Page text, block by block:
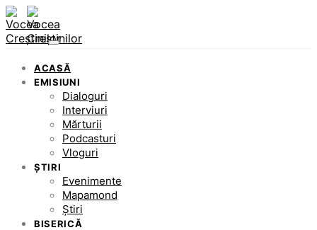
ACASĂ
EMISIUNI
Dialoguri
Interviuri
Mărturii
Podcasturi
Vloguri
ȘTIRI
Evenimente
Mapamond
Știri
BISERICĂ